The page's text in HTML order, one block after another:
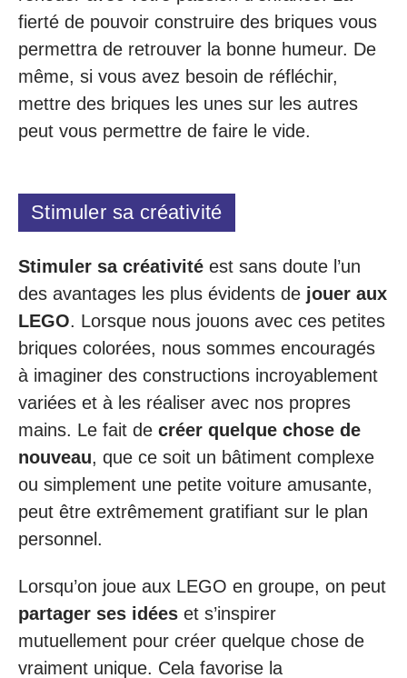
fierté de pouvoir construire des briques vous
permettra de retrouver la bonne humeur. De
même, si vous avez besoin de réfléchir,
mettre des briques les unes sur les autres
peut vous permettre de faire le vide.
Stimuler sa créativité
Stimuler sa créativité est sans doute l’un
des avantages les plus évidents de jouer aux
LEGO. Lorsque nous jouons avec ces petites
briques colorées, nous sommes encouragés
à imaginer des constructions incroyablement
variées et à les réaliser avec nos propres
mains. Le fait de créer quelque chose de
nouveau, que ce soit un bâtiment complexe
ou simplement une petite voiture amusante,
peut être extrêmement gratifiant sur le plan
personnel.
Lorsqu’on joue aux LEGO en groupe, on peut
partager ses idées et s’inspirer
mutuellement pour créer quelque chose de
vraiment unique. Cela favorise la